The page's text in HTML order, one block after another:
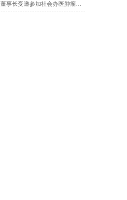
【红网时刻】珂信集团董事长受邀参加社会办医肿瘤学科发展与管理创新论坛